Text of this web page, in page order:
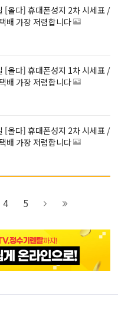
배 가장 저렴합니다
배 가장 저렴합니다
배 가장 저렴합니다
4 5
페이지로페이지로